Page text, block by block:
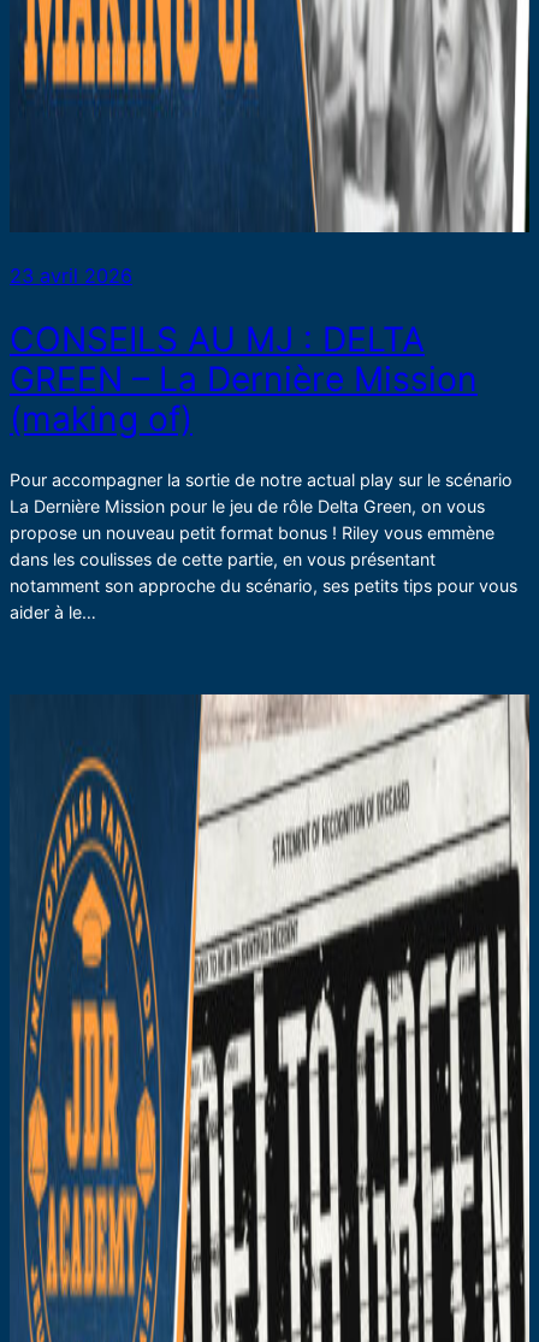
23 avril 2026
CONSEILS AU MJ : DELTA
GREEN – La Dernière Mission
(making of)
Pour accompagner la sortie de notre actual play sur le scénario
La Dernière Mission pour le jeu de rôle Delta Green, on vous
propose un nouveau petit format bonus ! Riley vous emmène
dans les coulisses de cette partie, en vous présentant
notamment son approche du scénario, ses petits tips pour vous
aider à le…